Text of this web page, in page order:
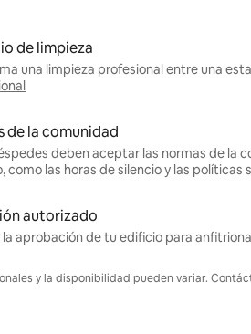
de limpieza
una limpieza profesional entre una
de la comunidad
deben aceptar las normas de la
como las horas de silencio y las políticas
autorizado
la aprobación de tu edificio para
y la disponibilidad pueden variar.